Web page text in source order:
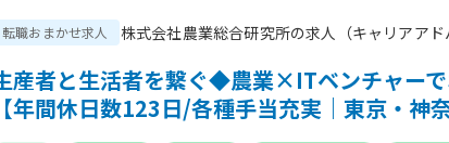
転職おまかせ求人 株式会社農業総合研究所の求人（キャリアアド
産者と生活者を繋ぐ◆農業×ITベンチャーで
【年間休日数123日/各種手当充実｜東京・神